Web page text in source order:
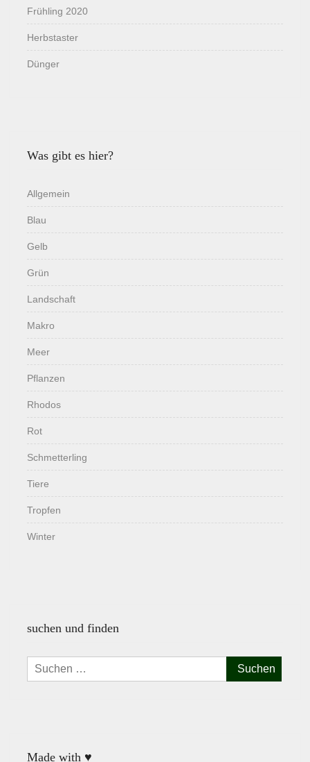
Frühling 2020
Herbstaster
Dünger
Was gibt es hier?
Allgemein
Blau
Gelb
Grün
Landschaft
Makro
Meer
Pflanzen
Rhodos
Rot
Schmetterling
Tiere
Tropfen
Winter
suchen und finden
Suchen
nach:
Made with ♥